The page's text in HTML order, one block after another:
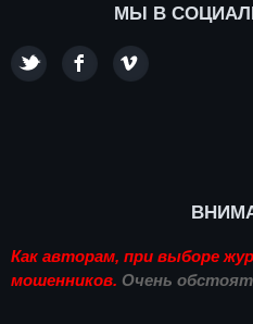
МЫ В
Как авторам, при выборе
мошенников. Очень